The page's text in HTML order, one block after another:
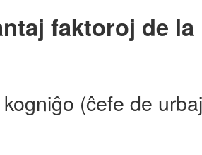
faktoroj de
(ĉefe de